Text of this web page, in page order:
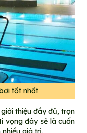
tốt nhất
thiệu đầy đủ, trọn
vọng đây sẽ là cuốn